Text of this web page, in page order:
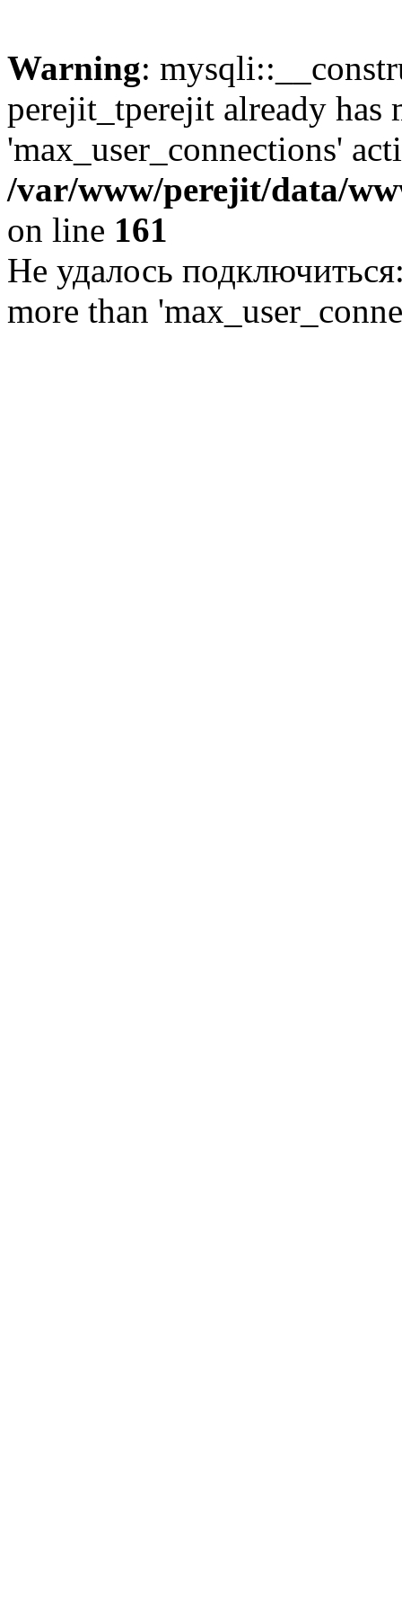
Warning:
perejit_tperejit already has
'max_user_connections'
/var/www/perejit/data/
on line 161
Не удалось
more than